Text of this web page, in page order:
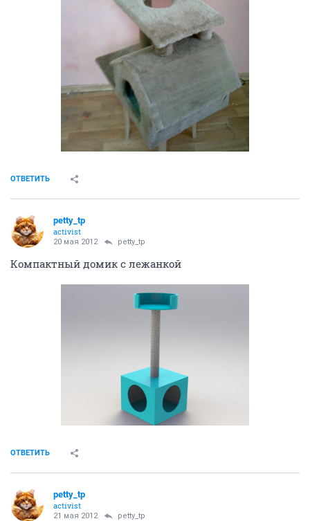
ОТВЕТИТЬ
petty_tp
activist
20 мая 2012 petty_tp
Компактный домик с лежанкой
ОТВЕТИТЬ
petty_tp
activist
21 мая 2012 petty_tp